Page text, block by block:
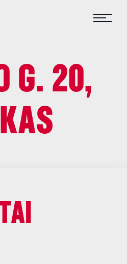
G. 20,